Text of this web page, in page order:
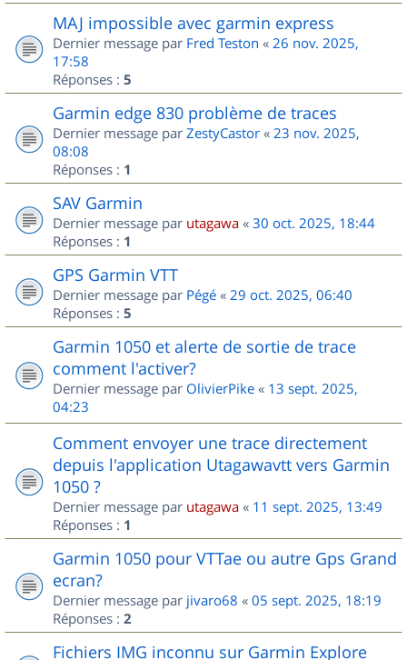
MAJ impossible avec garmin express
Dernier message par Fred Teston « 26 nov. 2025,
17:58
Réponses : 5
Garmin edge 830 problème de traces
Dernier message par ZestyCastor « 23 nov. 2025,
08:08
Réponses : 1
SAV Garmin
Dernier message par utagawa « 30 oct. 2025, 18:44
Réponses : 1
GPS Garmin VTT
Dernier message par Pégé « 29 oct. 2025, 06:40
Réponses : 5
Garmin 1050 et alerte de sortie de trace
comment l'activer?
Dernier message par OlivierPike « 13 sept. 2025,
04:23
Comment envoyer une trace directement
depuis l'application Utagawavtt vers Garmin
1050 ?
Dernier message par utagawa « 11 sept. 2025, 13:49
Réponses : 1
Garmin 1050 pour VTTae ou autre Gps Grand
ecran?
Dernier message par jivaro68 « 05 sept. 2025, 18:19
Réponses : 2
Fichiers IMG inconnu sur Garmin Explore